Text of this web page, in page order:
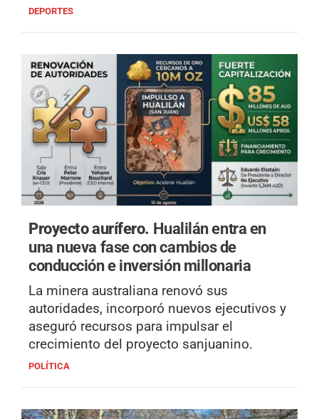
DEPORTES
Proyecto aurífero. Hualilán entra en
una nueva fase con cambios de
conducción e inversión millonaria
La minera australiana renovó sus
autoridades, incorporó nuevos ejecutivos y
aseguró recursos para impulsar el
crecimiento del proyecto sanjuanino.
POLÍTICA